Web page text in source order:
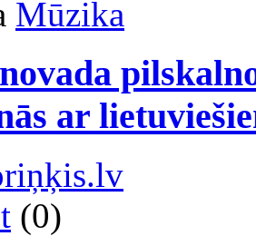
Mūzika
ar
(0)